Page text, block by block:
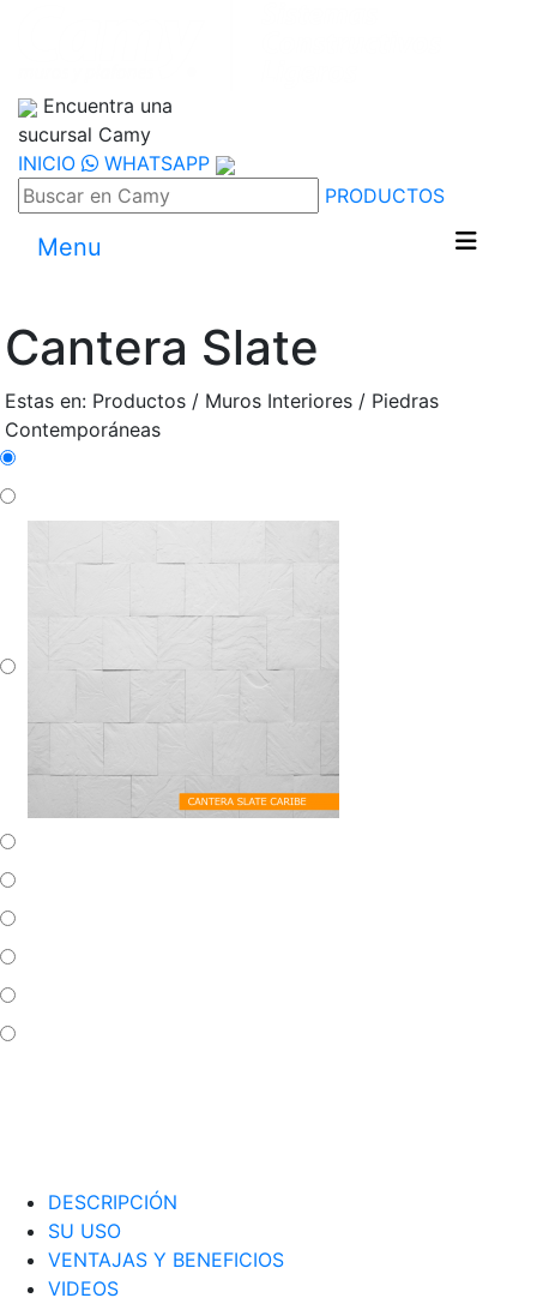
Encuentra una
sucursal Camy
INICIO
WHATSAPP
PRODUCTOS
Menu
Cantera Slate
Estas en: Productos / Muros Interiores / Piedras
Contemporáneas
DESCRIPCIÓN
SU USO
VENTAJAS Y BENEFICIOS
VIDEOS